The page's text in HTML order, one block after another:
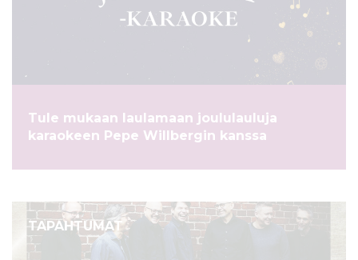
Tule mukaan laulamaan joululauluja
karaokeen Pepe Willbergin kanssa
TAPAHTUMAT